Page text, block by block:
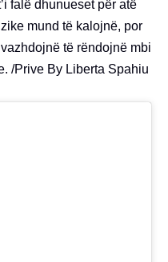
falë dhunueset për atë
mund të kalojnë, por
të rëndojnë mbi
/Prive By Liberta Spahiu